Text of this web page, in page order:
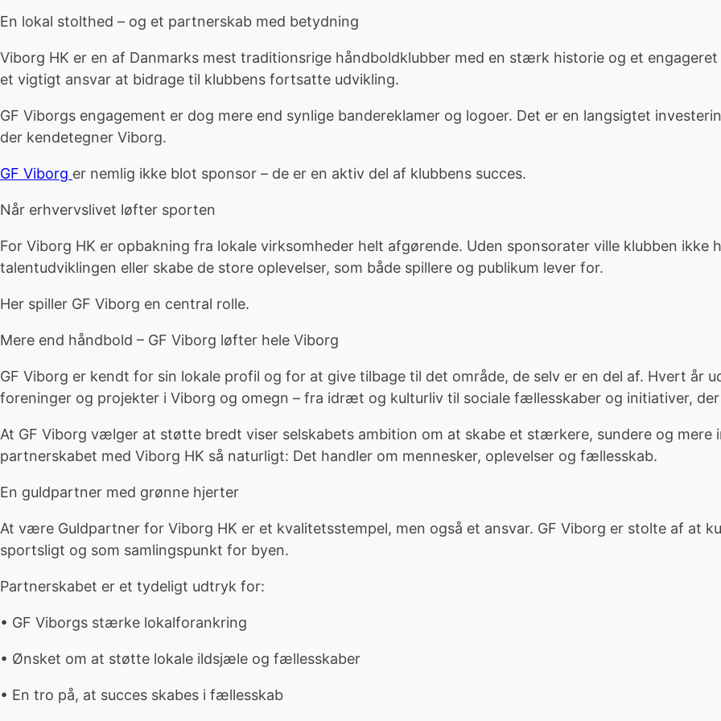
En lokal stolthed – og et partnerskab med betydning
Viborg HK er en af Danmarks mest traditionsrige håndboldklubber med en stærk historie og et
et vigtigt ansvar at bidrage til klubbens fortsatte udvikling.
GF Viborgs engagement er dog mere end synlige bandereklamer og logoer. Det er en langsigtet
der kendetegner Viborg.
GF Viborg er nemlig ikke blot sponsor – de er en aktiv del af klubbens succes.
Når erhvervslivet løfter sporten
For Viborg HK er opbakning fra lokale virksomheder helt afgørende. Uden sponsorater ville klubben
talentudviklingen eller skabe de store oplevelser, som både spillere og publikum lever for.
Her spiller GF Viborg en central rolle.
Mere end håndbold – GF Viborg løfter hele Viborg
GF Viborg er kendt for sin lokale profil og for at give tilbage til det område, de selv er en del af. Hvert år
foreninger og projekter i Viborg og omegn – fra idræt og kulturliv til sociale fællesskaber og initiativer,
At GF Viborg vælger at støtte bredt viser selskabets ambition om at skabe et stærkere, sundere og
partnerskabet med Viborg HK så naturligt: Det handler om mennesker, oplevelser og fællesskab.
En guldpartner med grønne hjerter
At være Guldpartner for Viborg HK er et kvalitetsstempel, men også et ansvar. GF Viborg er stolte af at
sportsligt og som samlingspunkt for byen.
Partnerskabet er et tydeligt udtryk for:
• GF Viborgs stærke lokalforankring
• Ønsket om at støtte lokale ildsjæle og fællesskaber
• En tro på, at succes skabes i fællesskab